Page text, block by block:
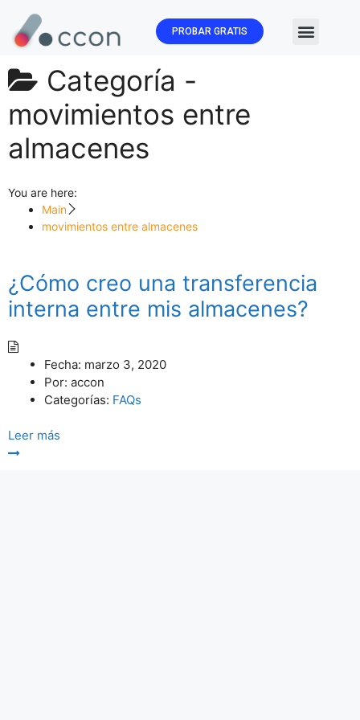
PROBAR GRATIS
Categoría -
movimientos entre
almacenes
You are here:
Main
movimientos entre almacenes
¿Cómo creo una transferencia
interna entre mis almacenes?
Fecha: marzo 3, 2020
Por: accon
Categorías: FAQs
Leer más